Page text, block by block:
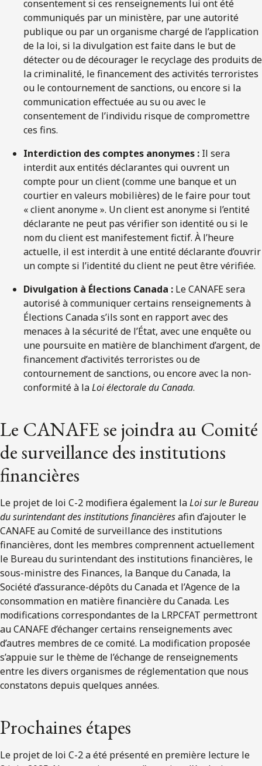
consentement si ces renseignements lui ont été
communiqués par un ministère, par une autorité
publique ou par un organisme chargé de l’application
de la loi, si la divulgation est faite dans le but de
détecter ou de décourager le recyclage des produits de
la criminalité, le financement des activités terroristes
ou le contournement de sanctions, ou encore si la
communication effectuée au su ou avec le
consentement de l’individu risque de compromettre
ces fins.
Interdiction des comptes anonymes : Il sera
interdit aux entités déclarantes qui ouvrent un
compte pour un client (comme une banque et un
courtier en valeurs mobilières) de le faire pour tout
« client anonyme ». Un client est anonyme si l’entité
déclarante ne peut pas vérifier son identité ou si le
nom du client est manifestement fictif. À l’heure
actuelle, il est interdit à une entité déclarante d’ouvrir
un compte si l’identité du client ne peut être vérifiée.
Divulgation à Élections Canada : Le CANAFE sera
autorisé à communiquer certains renseignements à
Élections Canada s’ils sont en rapport avec des
menaces à la sécurité de l’État, avec une enquête ou
une poursuite en matière de blanchiment d’argent, de
financement d’activités terroristes ou de
contournement de sanctions, ou encore avec la non-
conformité à laLoi électorale du Canada.
Le CANAFE se joindra au Comité
de surveillance des institutions
financières
Le projet de loi C-2 modifiera également laLoi sur leBureau
du surintendant des institutions financièresafin d’ajouter le
CANAFE au Comité de surveillance des institutions
financières, dont les membres comprennent actuellement
le Bureau du surintendant des institutions financières, le
sous-ministre des Finances, la Banque du Canada, la
Société d’assurance-dépôts du Canada et l’Agence de la
consommation en matière financière du Canada. Les
modifications correspondantes de la LRPCFAT permettront
au CANAFE d’échanger certains renseignements avec
d’autres membres de ce comité. La modification proposée
s’appuie sur le thème de l’échange de renseignements
entre les divers organismes de réglementation que nous
constatons depuis quelques années.
Prochaines étapes
Le projet de loi C-2 a été présenté en première lecture le